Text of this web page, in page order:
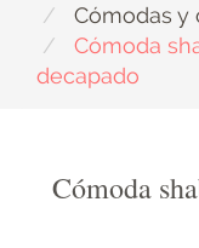
Cómodas y
Cómoda
decapado
Cómoda